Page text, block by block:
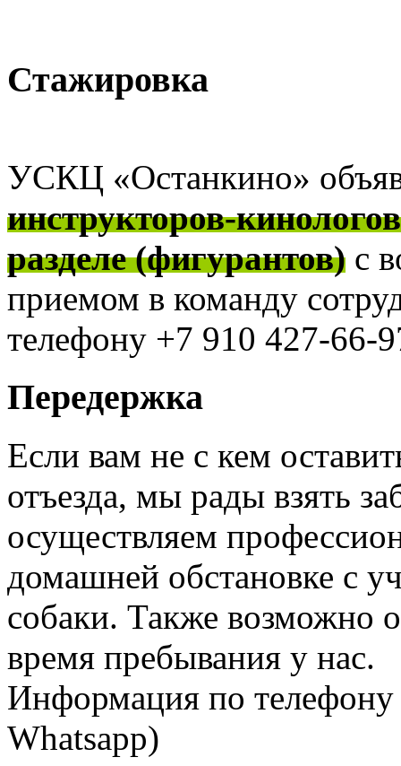
Стажировка
УСКЦ «Останкино»
инструкторов-
разделе (фигурантов) с
приемом в команду
телефону +7 910 427-66-
Передержка
Если вам не с кем
отъезда, мы рады взять
осуществляем
домашней обстановке с
собаки. Также возможно
время пребывания у нас.
Информация по
Whatsapp)